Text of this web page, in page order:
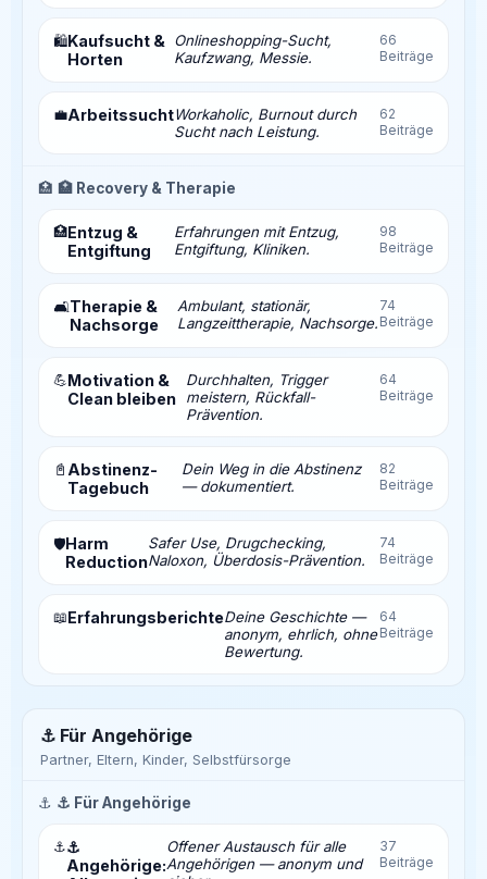
🛍️Kaufsucht &
Horten
Onlineshopping-Sucht,
Kaufzwang, Messie.
66
Beiträge
💼ArbeitssuchtWorkaholic, Burnout durch
Sucht nach Leistung.
62
Beiträge
🏥 🏥 Recovery & Therapie
🏥Entzug &
Entgiftung
Erfahrungen mit Entzug,
Entgiftung, Kliniken.
98
Beiträge
🛋️Therapie &
Nachsorge
Ambulant, stationär,
Langzeittherapie, Nachsorge.
74
Beiträge
💪Motivation &
Clean bleiben
Durchhalten, Trigger
meistern, Rückfall-
Prävention.
64
Beiträge
📓 Abstinenz-
Tagebuch
Dein Weg in die Abstinenz
— dokumentiert.
82
Beiträge
🛡️Harm
Reduction
Safer Use, Drugchecking,
Naloxon, Überdosis-Prävention.
74
Beiträge
📖ErfahrungsberichteDeine Geschichte —
anonym, ehrlich, ohne
Bewertung.
64
Beiträge
⚓ Für Angehörige
Partner, Eltern, Kinder, Selbstfürsorge
⚓ ⚓ Für Angehörige
⚓⚓
Angehörige:
Offener Austausch für alle
Angehörigen — anonym und
37
Beiträge